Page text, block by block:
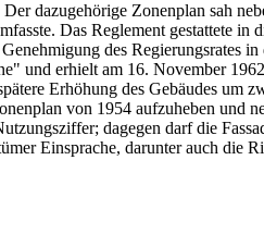
dazugehörige Zonenplan sah
Das Reglement gestattete in
des Regierungsrates
und erhielt am 16. November
Erhöhung des Gebäudes um
von 1954 aufzuheben und
dagegen darf die
Einsprache, darunter auch die